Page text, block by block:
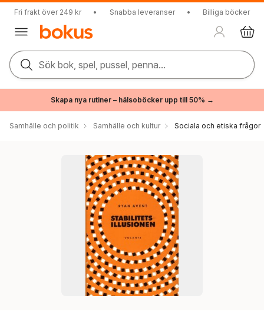
Fri frakt över 249 kr • Snabba leveranser • Billiga böcker
Sök bok, spel, pussel, penna...
Skapa nya rutiner – hälsoböcker upp till 50% →
Samhälle och politik Samhälle och kultur Sociala och etiska frågor